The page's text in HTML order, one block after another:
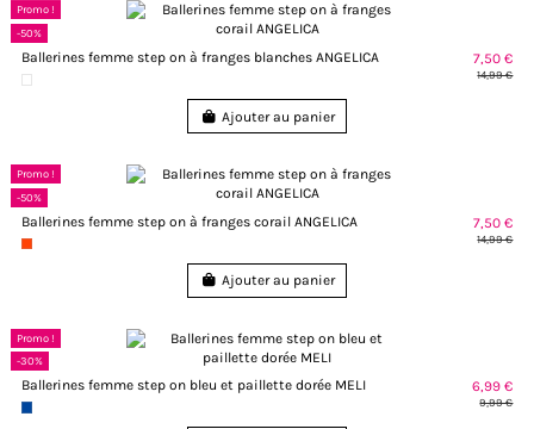
Promo !
-50%
Ballerines femme step on à franges blanches ANGELICA 7,50 €
14,99 €
Ajouter au panier
Promo !
-50%
Ballerines femme step on à franges corail ANGELICA 7,50 €
14,99 €
Ajouter au panier
Promo !
-30%
Ballerines femme step on bleu et paillette dorée MELI 6,99 €
9,99 €